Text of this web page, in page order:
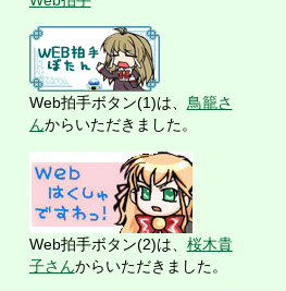
Web拍手ボタン(1)は、 鳥籠さ
んからいただきました。
Web拍手ボタン(2)は、 桜木貴
子さんからいただきました。